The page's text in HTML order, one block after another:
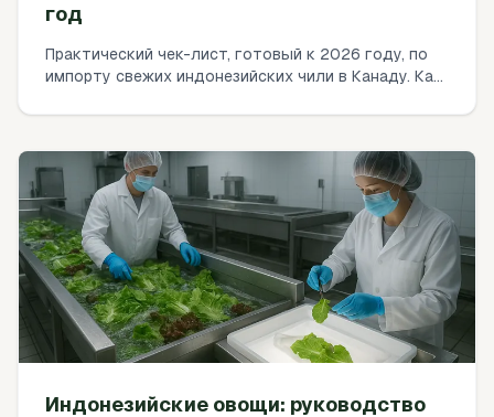
год
Практический чек-лист, готовый к 2026 году, по
импорту свежих индонезийских чили в Канаду. Как
CFIA AIRS, получить фитосанитарный сертификат и
наиболее частых отказов.
Индонезийские овощи: руководство